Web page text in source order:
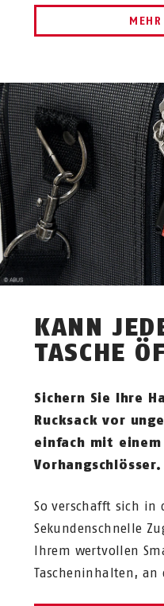
KANN
TASCHE
Sichern Sie Ihre
Rucksack vor
einfach mit
Vorhangschlösser.
So verschafft sich in
Sekundenschnelle
Ihrem wertvollen
Tascheninhalten,